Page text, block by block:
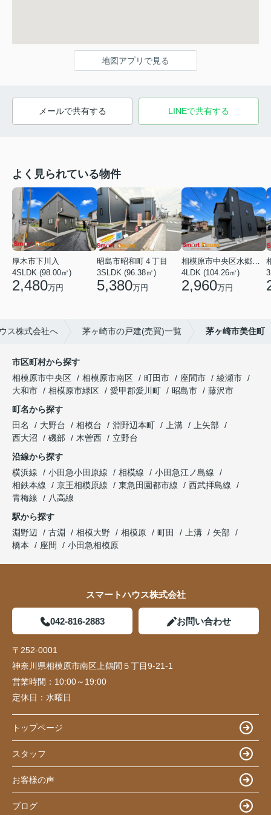
地図アプリで見る
メールで共有する LINEで共有する
よく見られている物件
厚木市下川入
4SLDK (98.00㎡)
2,480万円
昭島市昭和町４丁目
3SLDK (96.38㎡)
5,380万円
相模原市中央区水郷田名２丁目
4LDK (104.26㎡)
2,960万円
ス株式会社へ 茅ヶ崎市の戸建(売買)一覧 茅ヶ崎市美住町
市区町村から探す
相模原市中央区
相模原市南区 町田市 座間市
綾瀬市
大和市
相模原市緑区 愛甲郡愛川町 昭島市
藤沢市
町名から探す
田名
大野台 相模台 淵野辺本町 上溝
上矢部
西大沼
磯部 木曽西
立野台
沿線から探す
横浜線
小田急小田原線 相模線
小田急江ノ島線
相鉄本線
京王相模原線 東急田園都市線
西武拝島線
青梅線
八高線
駅から探す
淵野辺
古淵 相模大野 相模原 町田 上溝
矢部
橋本
座間 小田急相模原
スマートハウス株式会社
042-816-2883 お問い合わせ
〒252-0001
神奈川県相模原市南区上鶴間５丁目9-21-1
営業時間： 10:00～19:00
定休日： 水曜日
トップページ
スタッフ
お客様の声
ブログ